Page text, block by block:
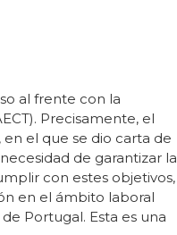
al frente con la
Precisamente, el
el que se dio carta de
de garantizar la
con estes objetivos,
en el ámbito laboral
Portugal. Esta es una